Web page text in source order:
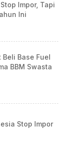
Impor, Tapi
Ini
Base Fuel
BBM Swasta
Stop Impor